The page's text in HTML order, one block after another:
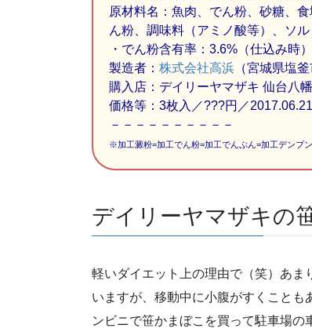
原材料名：魚肉、でん粉、砂糖、
ん粉、調味料（アミノ酸等）、ソ
・でん粉含有率：3.6%（仕込み時）
製造者： 株式会社高浜 （宮城県塩釜
購入店：デイリーヤマザキ 仙台八
価格等：3枚入／???円／2017.06.21
－－－－－－－－－－
※加工澱粉=加工でん粉=加工でんぷん=加工デンプ
デイリーヤマザキの
軽いダイエット上の理由で（笑）あま
いますが、移動中に小腹がすくことも
ンビニで笹かまぼこを買って駐車場の